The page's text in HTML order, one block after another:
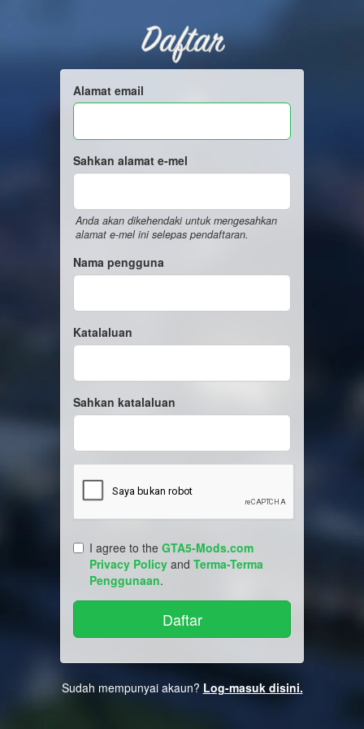
Daftar
Alamat email
Sahkan alamat e-mel
Anda akan dikehendaki untuk mengesahkan
alamat e-mel ini selepas pendaftaran.
Nama pengguna
Katalaluan
Sahkan katalaluan
I agree to the GTA5-Mods.com
Privacy Policy and Terma-Terma
Penggunaan.
Sudah mempunyai akaun? Log-masuk disini.